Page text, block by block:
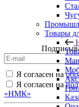
Товары
Я согласен на
Я согласен на
«НМК»